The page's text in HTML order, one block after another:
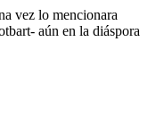
vez lo mencionara
aún en la diáspora